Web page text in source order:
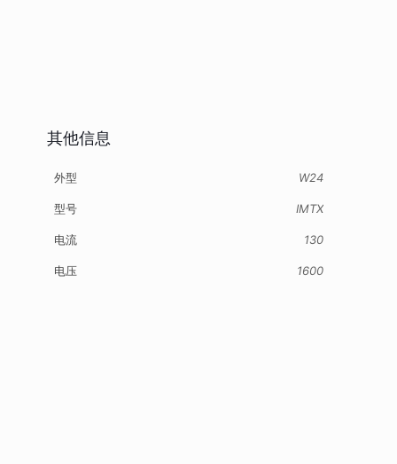
其他信息
外型 W24
型号 IMTX
电流 130
电压 1600